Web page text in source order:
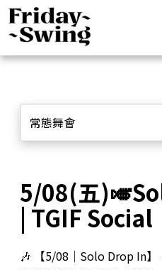
常態舞會
5/08(五
| TGIF Social
🎶 【5/08｜Solo Drop In】